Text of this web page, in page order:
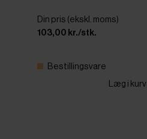
Din pris (ekskl. moms)
103,00 kr./stk.
Bestillingsvare
Læg i kurv